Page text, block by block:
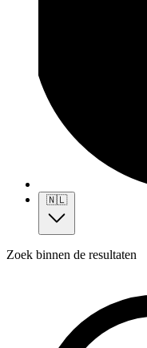
🇳🇱
Zoek binnen de resultaten